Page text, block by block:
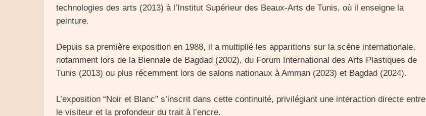
technologies des arts (2013) à l’Institut Supérieur des Beaux-Arts de Tunis, où il enseigne la
peinture.
Depuis sa première exposition en 1988, il a multiplié les apparitions sur la scène internationale,
notamment lors de la Biennale de Bagdad (2002), du Forum International des Arts Plastiques de
Tunis (2013) ou plus récemment lors de salons nationaux à Amman (2023) et Bagdad (2024).
L’exposition “Noir et Blanc” s’inscrit dans cette continuité, privilégiant une interaction directe entre
le visiteur et la profondeur du trait à l’encre.